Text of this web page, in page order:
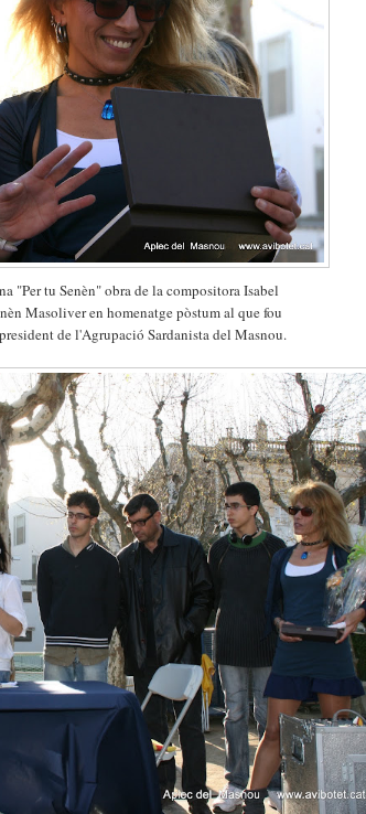
"Per tu Senèn" obra de la compositora Isabel
Masoliver en homenatge pòstum al que fou
de l'Agrupació Sardanista del Masnou.